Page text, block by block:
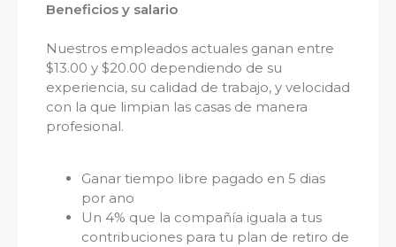
Beneficios y salario
Nuestros empleados actuales ganan entre
$13.00 y $20.00 dependiendo de su
experiencia, su calidad de trabajo, y velocidad
con la que limpian las casas de manera
profesional.
Ganar tiempo libre pagado en 5 dias
por ano
Un 4% que la compañía iguala a tus
contribuciones para tu plan de retiro de